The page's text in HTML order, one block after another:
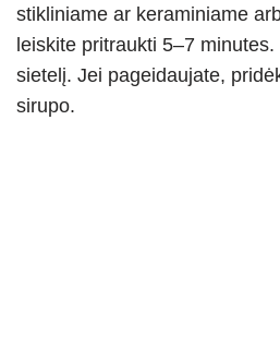
stikliniame ar keraminiame
leiskite pritraukti 5–7
sietelį. Jei pageidaujate,
sirupo.